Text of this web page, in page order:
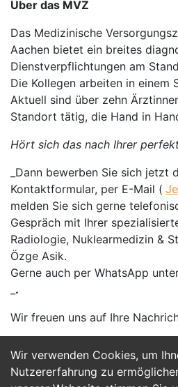
Wir verwenden Cookies, um
Nutzererfahrung zu
Über das MVZ
Das Medizinische
Aachen bietet ein breites
Dienstverpflichtungen am
Die Kollegen arbeiten in einem
Aktuell sind über zehn
Standort tätig, die Hand in
Hört sich das nach Ihrer
_Dann bewerben Sie sich jetzt
Kontaktformular, per E-Mail (
melden Sie sich gerne
Gespräch mit Ihrer
Radiologie, Nuklearmedizin &
Özge Asik.
Gerne auch per WhatsApp unter
.
Wir freuen uns auf Ihre
Jetzt